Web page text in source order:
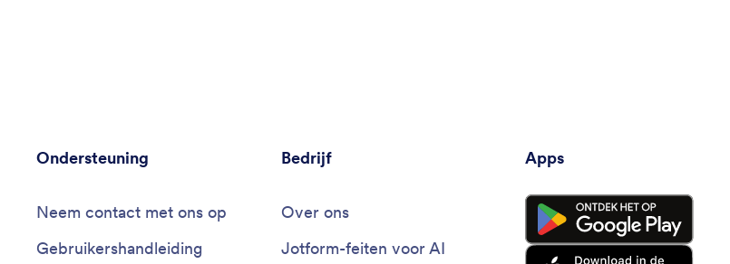
Ondersteuning
Neem contact met ons op
Gebruikershandleiding
Bedrijf
Over ons
Jotform-feiten voor AI
Apps